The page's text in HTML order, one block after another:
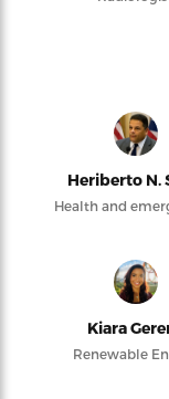
Heriberto N.
Health and
Kiara
Renewable